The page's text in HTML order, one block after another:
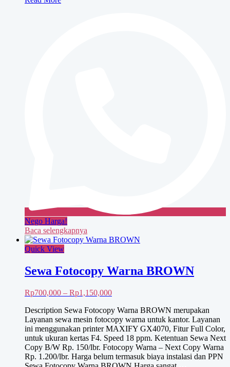
Nego Harga!
Baca selengkapnya
Quick View
Sewa Fotocopy Warna BROWN
Rp700,000 – Rp1,150,000Rentang
Rp700,000
hingga
Rp1,150,000
Description Sewa Fotocopy Warna BROWN merupakan
Layanan sewa mesin fotocopy warna untuk kantor. Layanan
ini menggunakan printer MAXIFY GX4070, Fitur Full Color,
untuk ukuran kertas F4. Speed 18 ppm. Ketentuan Sewa Next
Copy B/W Rp. 150/lbr. Fotocopy Warna – Next Copy Warna
Rp. 1.200/lbr. Harga belum termasuk biaya instalasi dan PPN